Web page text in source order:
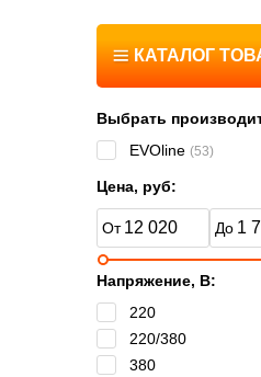
КАТАЛОГ
Выбрать
EVOline (53)
Цена, руб:
Напряжение, В:
220
220/380
380